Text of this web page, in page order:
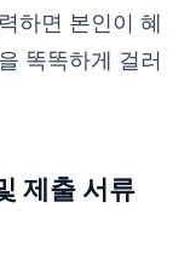
하면 본인이 혜
똑똑하게 걸러
제출 서류